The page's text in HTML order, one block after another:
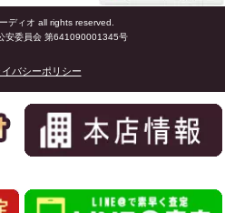
ディオ all rights reserved.
安委員会 第641090001345号
イバシーポリシー